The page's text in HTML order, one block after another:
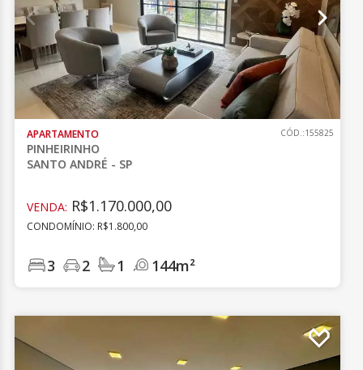
APARTAMENTO
PINHEIRINHO
SANTO ANDRÉ - SP
CÓD.:155825
VENDA: R$1.170.000,00
CONDOMÍNIO: R$1.800,00
3 2 1 144m²